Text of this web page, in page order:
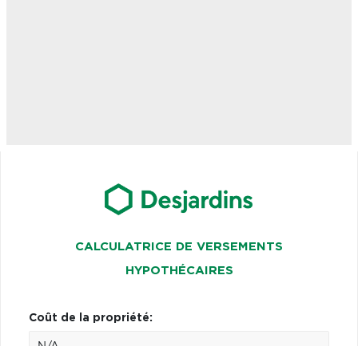
CALCULATRICE DE VERSEMENTS
HYPOTHÉCAIRES
Coût de la propriété: